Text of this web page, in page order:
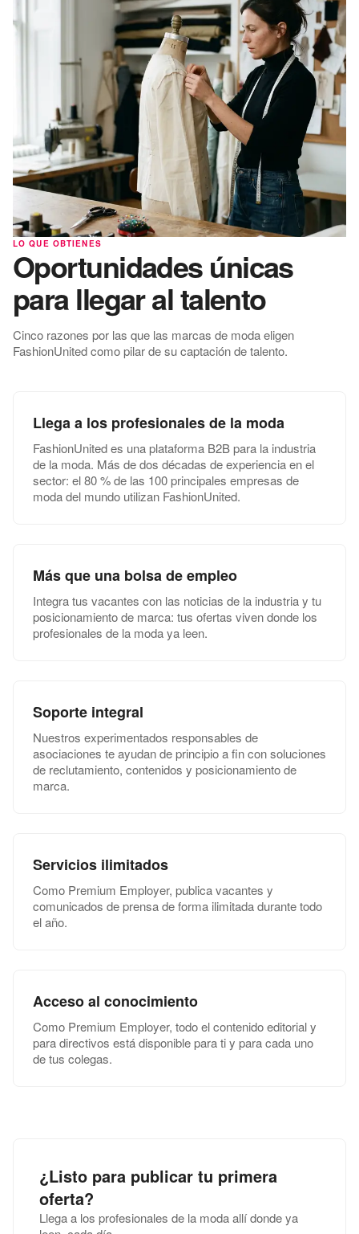
LO QUE OBTIENES
Oportunidades únicas
para llegar al talento
Cinco razones por las que las marcas de moda eligen
FashionUnited como pilar de su captación de talento.
Llega a los profesionales de la moda
FashionUnited es una plataforma B2B para la industria
de la moda. Más de dos décadas de experiencia en el
sector: el 80 % de las 100 principales empresas de
moda del mundo utilizan FashionUnited.
Más que una bolsa de empleo
Integra tus vacantes con las noticias de la industria y tu
posicionamiento de marca: tus ofertas viven donde los
profesionales de la moda ya leen.
Soporte integral
Nuestros experimentados responsables de
asociaciones te ayudan de principio a fin con soluciones
de reclutamiento, contenidos y posicionamiento de
marca.
Servicios ilimitados
Como Premium Employer, publica vacantes y
comunicados de prensa de forma ilimitada durante todo
el año.
Acceso al conocimiento
Como Premium Employer, todo el contenido editorial y
para directivos está disponible para ti y para cada uno
de tus colegas.
¿Listo para publicar tu primera
oferta?
Llega a los profesionales de la moda allí donde ya